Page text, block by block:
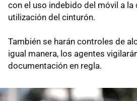
con el uso indebido del móvil a la
utilización del cinturón.
También se harán controles de
igual manera, los agentes
documentación en regla.